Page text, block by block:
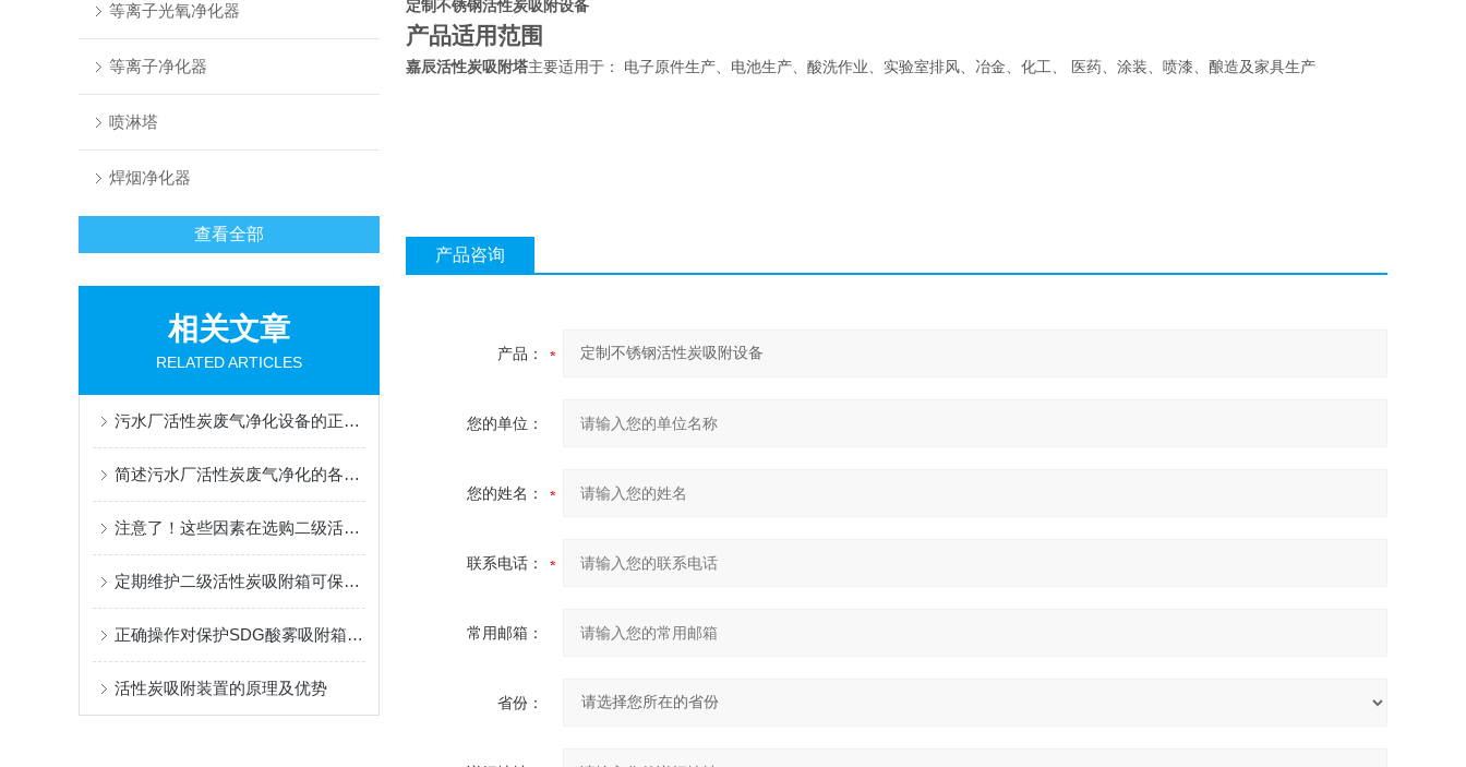
等离子光氧净化器
等离子净化器
喷淋塔
焊烟净化器
查看全部
相关文章
RELATED ARTICLES
污水厂活性炭废气净化设备的正确使用方法分享
简述污水厂活性炭废气净化的各组成部件功能特点
注意了！这些因素在选购二级活性炭吸附箱时要重点考虑
定期维护二级活性炭吸附箱可保护您享受清新健康的空气环境
正确操作对保护SDG酸雾吸附箱环境和人类健康至关重要
活性炭吸附装置的原理及优势
定制不锈钢活性炭吸附设备
产品适用范围
嘉辰活性炭吸附塔主要适用于： 电子原件生产、电池生产、酸洗作业、实验室排风、冶金、化工、 医药、涂装、喷漆、酿造及家具生产
产品咨询
产品：
您的单位：
您的姓名：
联系电话：
常用邮箱：
省份：